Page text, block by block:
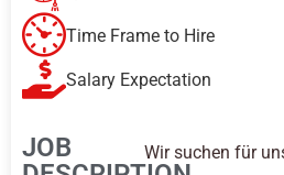
Time Frame to Hire
Salary Expectation
JOB
Wir suchen für